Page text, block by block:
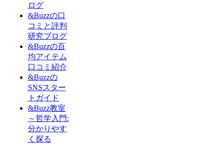
ログ
&Buzzの口
コミと評判
研究ブログ
&Buzzの百
均アイテム
口コミ紹介
&Buzzの
SNSスター
トガイド
&Buzz教室
～哲学入門:
分かりやす
く探る